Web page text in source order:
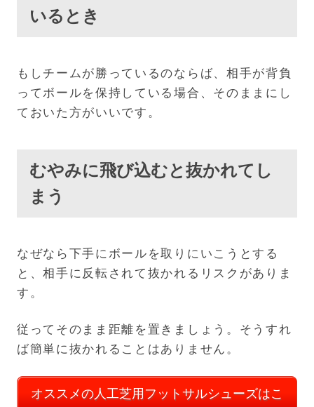
いるとき
もしチームが勝っているのならば、相手が背負
ってボールを保持している場合、そのままにし
ておいた方がいいです。
むやみに飛び込むと抜かれてし
まう
なぜなら下手にボールを取りにいこうとする
と、相手に反転されて抜かれるリスクがありま
す。
従ってそのまま距離を置きましょう。そうすれ
ば簡単に抜かれることはありません。
オススメの人工芝用フットサルシューズはこ